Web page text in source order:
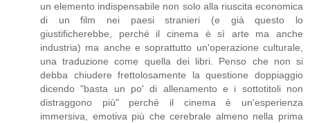
un elemento indispensabile non solo alla riuscita economica
di un film nei paesi stranieri (e già questo lo
giustificherebbe, perché il cinema è sì arte ma anche
industria) ma anche e soprattutto un'operazione culturale,
una traduzione come quella dei libri. Penso che non si
debba chiudere frettolosamente la questione doppiaggio
dicendo "basta un po' di allenamento e i sottotitoli non
distraggono più" perché il cinema è un'esperienza
immersiva, emotiva più che cerebrale almeno nella prima